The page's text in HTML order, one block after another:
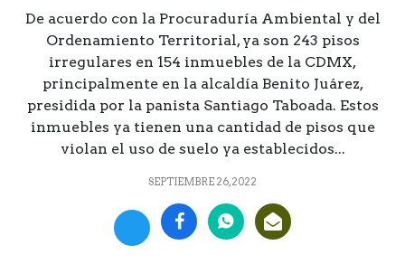
De acuerdo con la Procuraduría Ambiental y del
Ordenamiento Territorial, ya son 243 pisos
irregulares en 154 inmuebles de la CDMX,
principalmente en la alcaldía Benito Juárez,
presidida por la panista Santiago Taboada. Estos
inmuebles ya tienen una cantidad de pisos que
violan el uso de suelo ya establecidos...
SEPTIEMBRE 26, 2022